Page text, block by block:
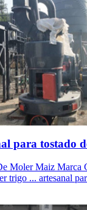
para tostado
Moler Maiz Marca
trigo ... artesanal